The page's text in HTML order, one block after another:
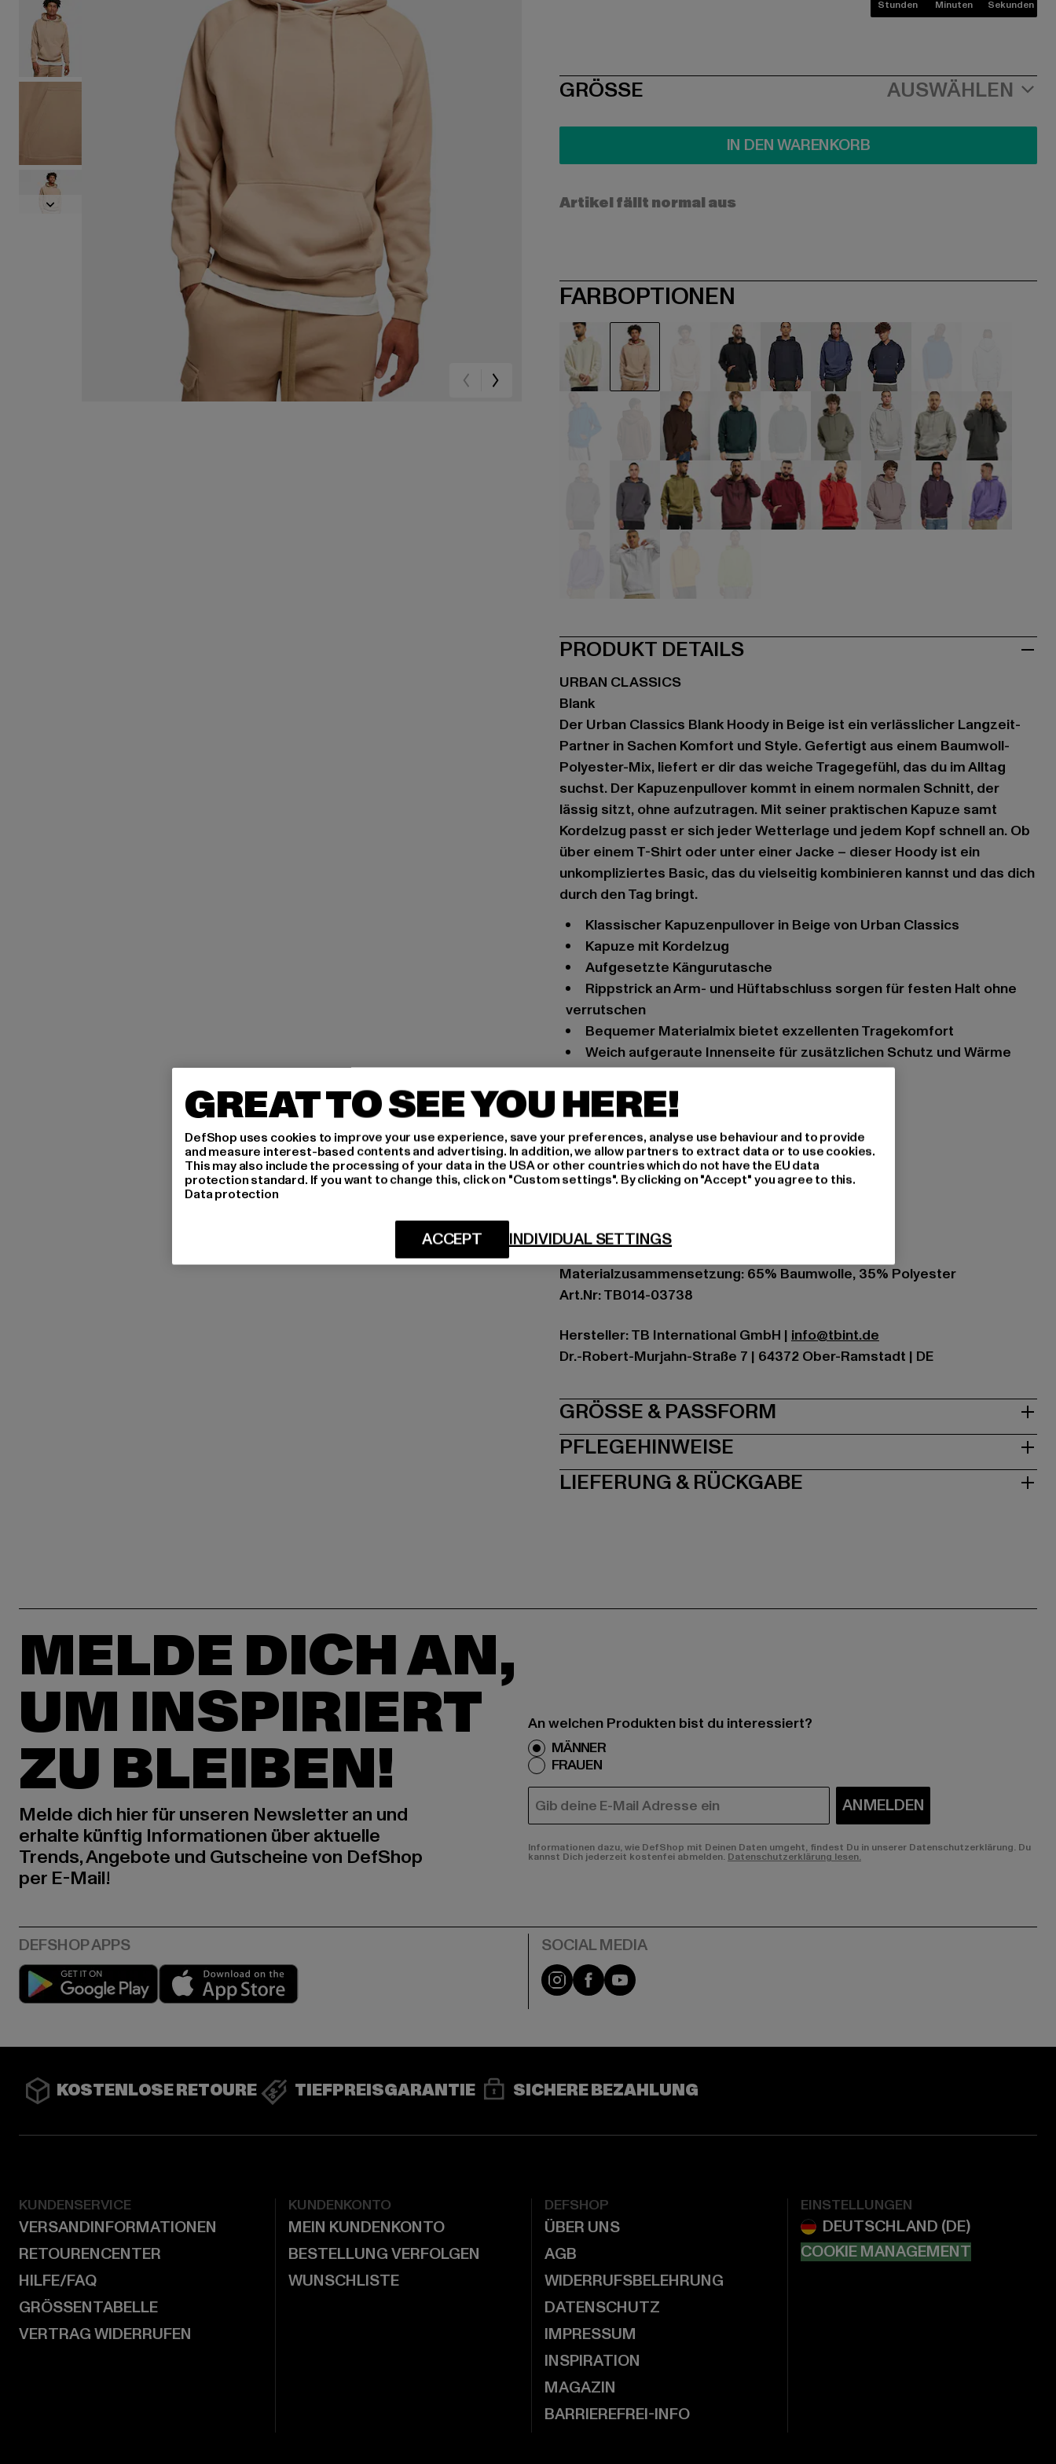
Stunden Minuten Sekunden
SIZE
GRÖSSE AUSWÄHLEN
IN DEN WARENKORB
Artikel fällt normal aus
FARBOPTIONEN
beige schwarz blau blau blau blau
braun braun grün grün grün grau grau grau
grau
PRODUKT DETAILS
URBAN CLASSICS
Blank
Der Urban Classics Blank Hoody in Beige ist ein verlässlicher Langzeit-
Partner in Sachen Komfort und Style. Gefertigt aus einem Baumwoll-
Polyester-Mix, liefert er dir das weiche Tragegefühl, das du im Alltag
suchst. Der Kapuzenpullover kommt in einem normalen Schnitt, der
lässig sitzt, ohne aufzutragen. Mit seiner praktischen Kapuze samt
Kordelzug passt er sich jeder Wetterlage und jedem Kopf schnell an. Ob
über einem T-Shirt oder unter einer Jacke – dieser Hoody ist ein
unkompliziertes Basic, das du vielseitig kombinieren kannst und das dich
durch den Tag bringt.
Klassischer Kapuzenpullover in Beige von Urban Classics
Kapuze mit Kordelzug
Aufgesetzte Kängurutasche
Rippstrick an Arm- und Hüftabschluss sorgen für festen Halt ohne
verrutschen
Bequemer Materialmix bietet exzellenten Tragekomfort
Weich aufgeraute Innenseite für zusätzlichen Schutz und Wärme
Normal geschnitten
Anlass: Alltag, Bequem, Chillen, Freizeit, Basic
Ärmelart: Langarm
Schnitt: Normal
Marke: Urban Classics
Farbe: beige
Hersteller Farbe: unionbeige
Materialzusammensetzung: 65% Baumwolle, 35% Polyester
Art.Nr: TB014-03738
Hersteller: TB International GmbH | info@tbint.de
Dr.-Robert-Murjahn-Straße 7 | 64372 Ober-Ramstadt | DE
GRÖSSE & PASSFORM
PFLEGEHINWEISE
LIEFERUNG & RÜCKGABE
MELDE DICH AN,
UM INSPIRIERT
ZU BLEIBEN!
Melde dich hier für unseren Newsletter an und
erhalte künftig Informationen über aktuelle
Trends, Angebote und Gutscheine von DefShop
per E-Mail!
An welchen Produkten bist du interessiert?
MÄNNER
FRAUEN
E-MAIL ANMELDEN
Informationen dazu, wie DefShop mit Deinen Daten umgeht, findest Du in unserer Datenschutzerklärung. Du
kannst Dich jederzeit kostenfei abmelden. Datenschutzerklärung lesen.
Play market Instagram
FacebookYouTube
KOSTENLOSE RETOURE TIEFPREISGARANTIE SICHERE BEZAHLUNG
KUNDENSERVICE
VERSANDINFORMATIONEN
RETOURENCENTER
HILFE/FAQ
GRÖSSENTABELLE
VERTRAG WIDERRUFEN
KUNDENKONTO
MEIN KUNDENKONTO
BESTELLUNG VERFOLGEN
WUNSCHLISTE
DEFSHOP
ÜBER UNS
AGB
WIDERRUFSBELEHRUNG
DATENSCHUTZ
IMPRESSUM
INSPIRATION
MAGAZIN
BARRIEREFREI-INFO
EINSTELLUNGEN
COOKIE MANAGEMENT
GREAT TO SEE YOU HERE!
DefShop uses cookies to improve your use experience, save your preferences, analyse use behaviour and to provide
and measure interest-based contents and advertising. In addition, we allow partners to extract data or to use cookies.
This may also include the processing of your data in the USA or other countries which do not have the EU data
protection standard. If you want to change this, click on "Custom settings". By clicking on "Accept" you agree to this.
Data protection
INDIVIDUAL SETTINGS
ACCEPT